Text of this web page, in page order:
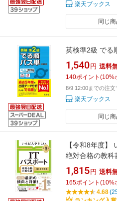
楽天ブックス
同じ
英検準2級 でる
1,540 円 送料
140ポイント (10%
8/9 12:00までの注
楽天ブックス
同じ
【令和8年度】
絶対合格の教科
1,815 円 送料
165ポイント (10%
4.68